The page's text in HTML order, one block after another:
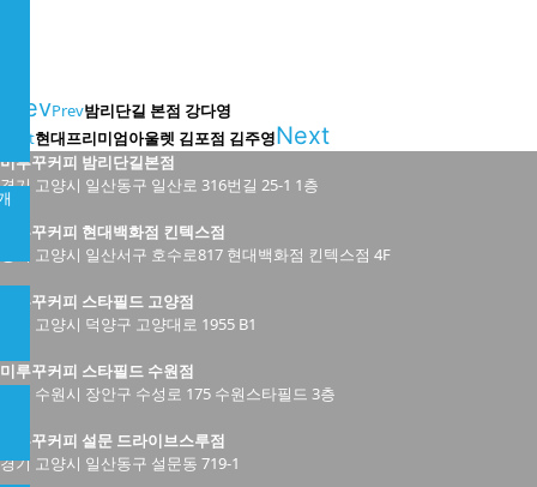
PrevPrev밤리단길 본점 강다영
Next현대프리미엄아울렛 김포점 김주영Next
미루꾸커피 밤리단길본점
경기 고양시 일산동구 일산로 316번길 25-1 1층
미루꾸커피 현대백화점 킨텍스점
경기 고양시 일산서구 호수로817 현대백화점 킨텍스점 4F
미루꾸커피 스타필드 고양점
경기 고양시 덕양구 고양대로 1955 B1
미루꾸커피 스타필드 수원점
경기 수원시 장안구 수성로 175 수원스타필드 3층
미루꾸커피 설문 드라이브스루점
경기 고양시 일산동구 설문동 719-1